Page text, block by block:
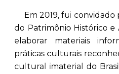
Em 2019, fui
do Patrimônio Histórico e
elaborar materiais
práticas culturais
cultural imaterial do